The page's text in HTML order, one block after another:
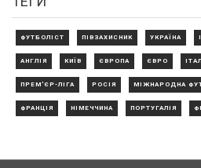
ФУТБОЛІСТ ПІВЗАХИСНИК УКРАЇНА
АНГЛІЯ КИЇВ ЄВРОПА ЄВРО
ПРЕМ'ЄР-ЛІГА РОСІЯ МІЖНАРОДНА
ФРАНЦІЯ НІМЕЧЧИНА ПОРТУГАЛІЯ